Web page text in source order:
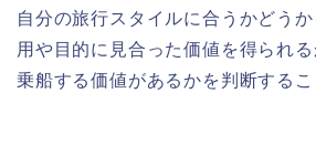
自分の旅行スタイルに合うかどう
用や目的に見合った価値を得られる
乗船する価値があるかを判断するこ